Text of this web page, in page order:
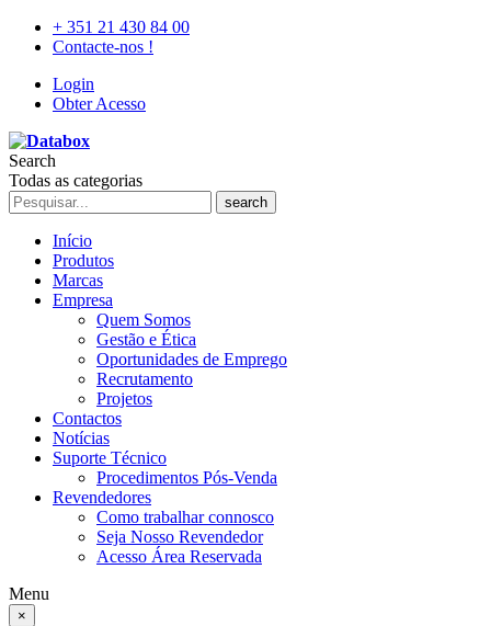
+ 351 21 430 84 00
Contacte-nos !
Login
Obter Acesso
Search
Todas as categorias
search
Início
Produtos
Marcas
Empresa
Quem Somos
Gestão e Ética
Oportunidades de Emprego
Recrutamento
Projetos
Contactos
Notícias
Suporte Técnico
Procedimentos Pós-Venda
Revendedores
Como trabalhar connosco
Seja Nosso Revendedor
Acesso Área Reservada
Menu
×